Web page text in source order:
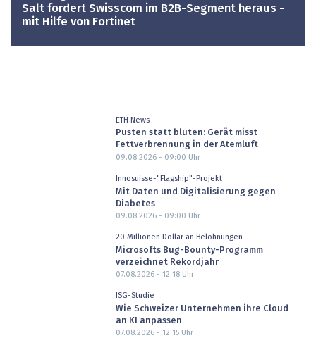
Salt fordert Swisscom im B2B-Segment heraus -
mit Hilfe von Fortinet
ETH News
Pusten statt bluten: Gerät misst
Fettverbrennung in der Atemluft
09.08.2026 - 09:00 Uhr
Innosuisse-"Flagship"-Projekt
Mit Daten und Digitalisierung gegen
Diabetes
09.08.2026 - 09:00 Uhr
20 Millionen Dollar an Belohnungen
Microsofts Bug-Bounty-Programm
verzeichnet Rekordjahr
07.08.2026 - 12:18Uhr
ISG-Studie
Wie Schweizer Unternehmen ihre Cloud
an KI anpassen
07.08.2026 - 12:15Uhr